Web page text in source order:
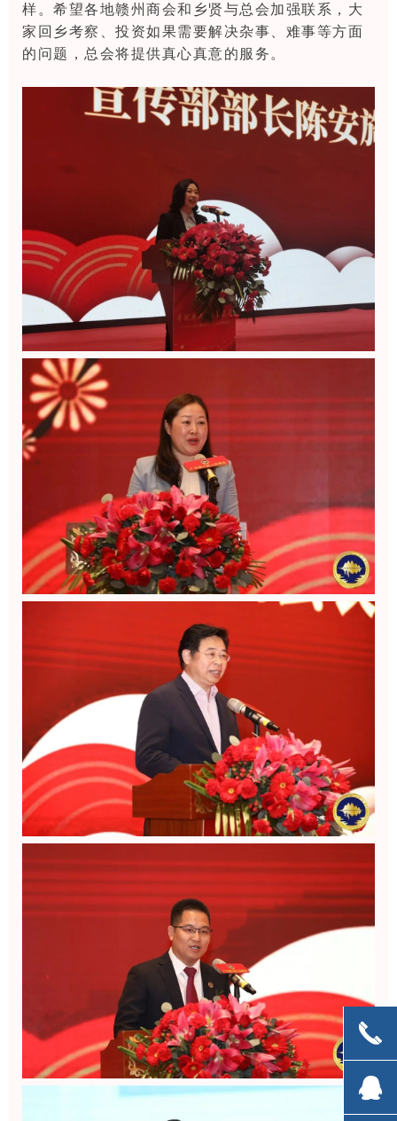
样。 希望各地赣州商会和乡贤与总会加强联系，大
家回乡考察、投资如果需要解决杂事、难事等方面
的问题，总会将提供真心真意的服务。
끅
뀩
끅
뀩